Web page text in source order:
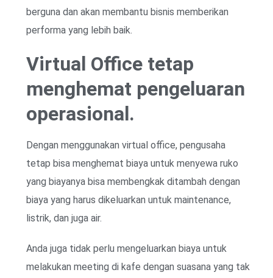
berguna dan akan membantu bisnis memberikan
performa yang lebih baik.
Virtual Office tetap
menghemat pengeluaran
operasional.
Dengan menggunakan virtual office, pengusaha
tetap bisa menghemat biaya untuk menyewa ruko
yang biayanya bisa membengkak ditambah dengan
biaya yang harus dikeluarkan untuk maintenance,
listrik, dan juga air.
Anda juga tidak perlu mengeluarkan biaya untuk
melakukan meeting di kafe dengan suasana yang tak